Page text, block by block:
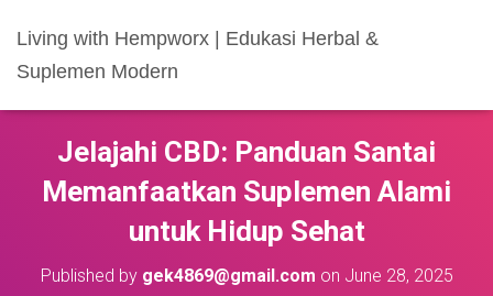
Living with Hempworx | Edukasi Herbal &
Suplemen Modern
Jelajahi CBD: Panduan Santai
Memanfaatkan Suplemen Alami
untuk Hidup Sehat
Published by gek4869@gmail.com on June 28, 2025